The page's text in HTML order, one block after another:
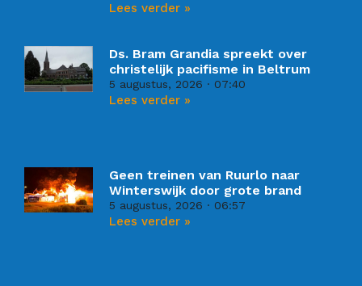
Lees verder »
Ds. Bram Grandia spreekt over
christelijk pacifisme in Beltrum
5 augustus, 2026 07:40
Lees verder »
Geen treinen van Ruurlo naar
Winterswijk door grote brand
5 augustus, 2026 06:57
Lees verder »